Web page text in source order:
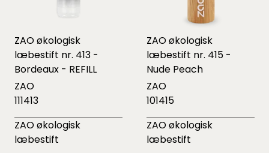
ZAO økologisk
læbestift nr. 413 -
Bordeaux - REFILL
ZAO
111413
ZAO økologisk
læbestift
ZAO økologisk
læbestift nr. 415 -
Nude Peach
ZAO
101415
ZAO økologisk
læbestift